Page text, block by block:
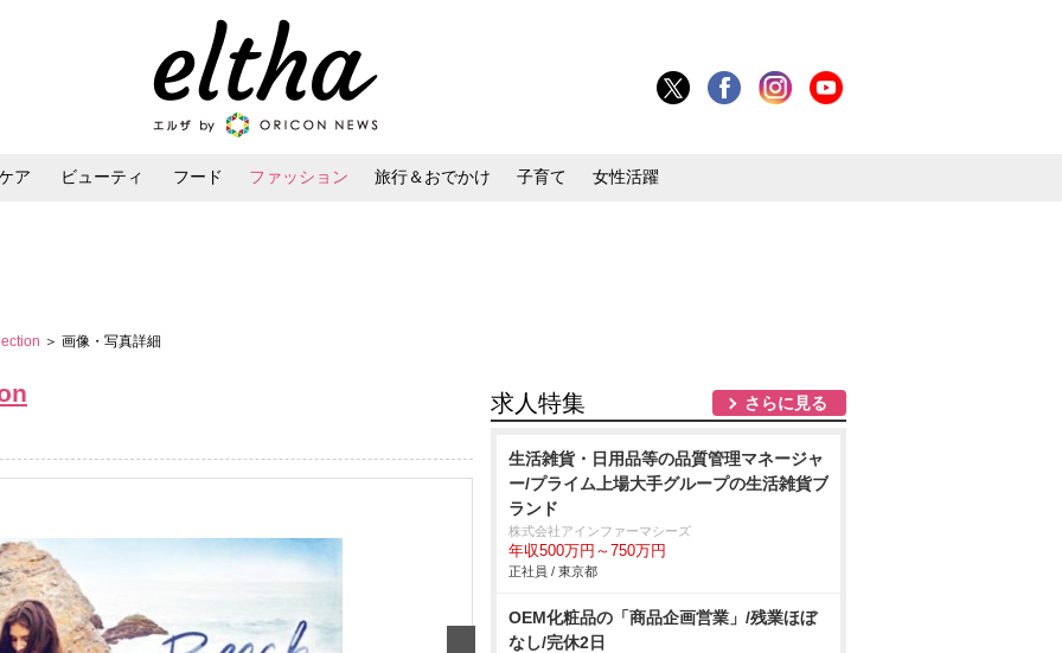
ア ビューティ フード ファッション 旅行＆おでかけ 子育て 女性活躍
＞ 画像・写真詳細
求人特集 さらに見る
生活雑貨・日用品等の品質管理マネージャ
ー/プライム上場大手グループの生活雑貨ブ
ランド
株式会社アインファーマシーズ
年収500万円～750万円
正社員 / 東京都
OEM化粧品の「商品企画営業」/残業ほぼ
なし/完休2日